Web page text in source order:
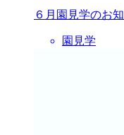
６月園見学のお
園見学